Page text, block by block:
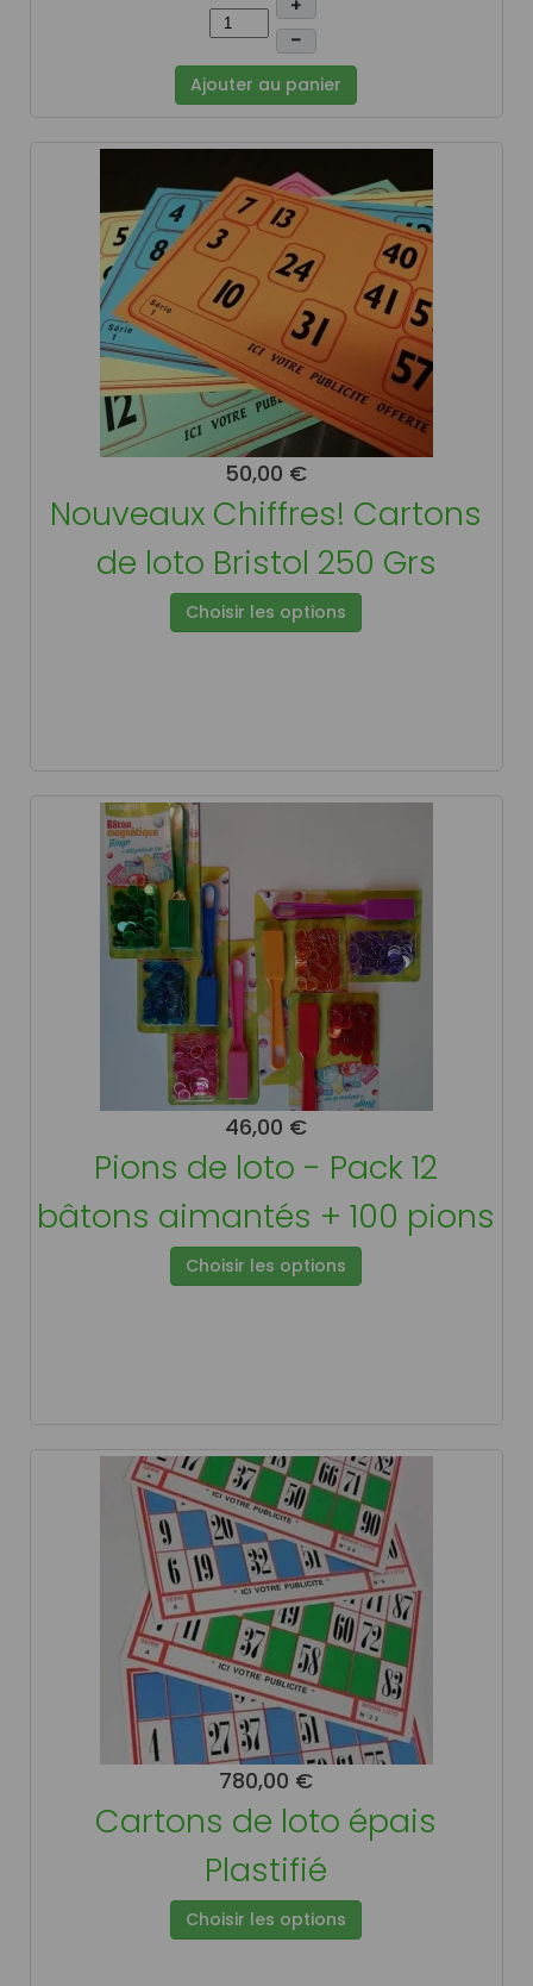
+
–
Ajouter au panier
50,00 €
Nouveaux Chiffres! Cartons
de loto Bristol 250 Grs
Choisir les options
46,00 €
Pions de loto - Pack 12
bâtons aimantés + 100 pions
Choisir les options
780,00 €
Cartons de loto épais
Plastifié
Choisir les options